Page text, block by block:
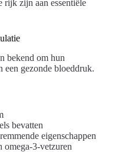
rijk zijn aan essentiële
bekend om hun
een gezonde bloeddruk.
bevatten
eigenschappen
omega-3-vetzuren